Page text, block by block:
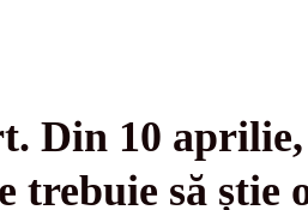
Din 10
să știe